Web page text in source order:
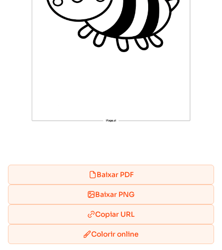
Baixar PDF
Baixar PNG
Copiar URL
Colorir online